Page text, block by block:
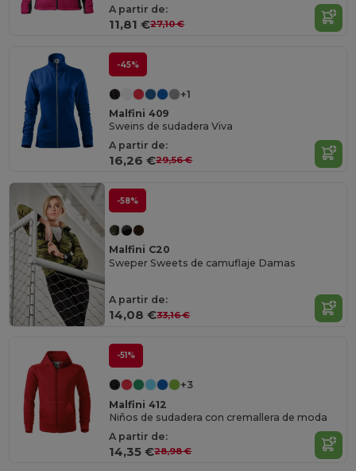
A partir de:
11,81 €27,10 €
-45%
+1
Malfini 409
Sweins de sudadera Viva
A partir de:
16,26 €29,56 €
-58%
Malfini C20
Sweper Sweets de camuflaje Damas
A partir de:
14,08 €33,16 €
-51%
+3
Malfini 412
Niños de sudadera con cremallera de moda
A partir de:
14,35 €28,98 €